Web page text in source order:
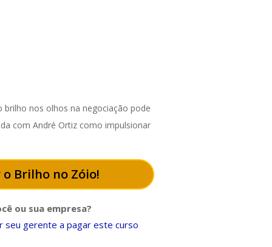
brilho nos olhos na negociação pode
com André Ortiz como impulsionar
Brilho no Zóio!
ou sua empresa?
seu gerente a pagar este curso